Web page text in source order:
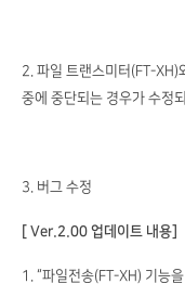
2. 파일 트랜스미터(FT-XH)
중에 중단되는 경우가 수정
3. 버그 수정
[ Ver.2.00 업데이트 내용]
1. “파일전송(FT-XH) 기능